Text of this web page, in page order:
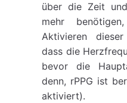
über die Zeit
mehr
Aktivieren
dass die
bevor die
denn, rPPG ist
aktiviert).